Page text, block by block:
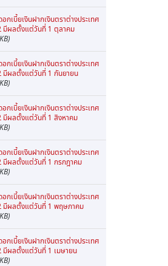
กเบี้ยเงินฝากเงินตราต่างประเทศ
มีผลตั้งแต่วันที่ 1 ตุลาคม
กเบี้ยเงินฝากเงินตราต่างประเทศ
มีผลตั้งแต่วันที่ 1 กันยายน
กเบี้ยเงินฝากเงินตราต่างประเทศ
มีผลตั้งแต่วันที่ 1 สิงหาคม
กเบี้ยเงินฝากเงินตราต่างประเทศ
มีผลตั้งแต่วันที่ 1 กรกฎาคม
กเบี้ยเงินฝากเงินตราต่างประเทศ
มีผลตั้งแต่วันที่ 1 พฤษภาคม
กเบี้ยเงินฝากเงินตราต่างประเทศ
มีผลตั้งแต่วันที่ 1 เมษายน